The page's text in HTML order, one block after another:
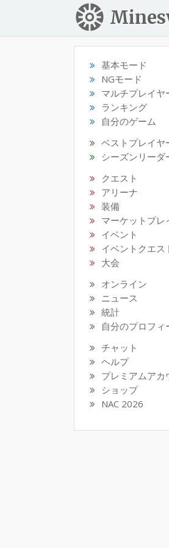
基本モード
NGモード
マルチプレイヤ
ランキング
自分のゲーム
ベストプレイヤ
シーズンリーダ
クエスト
アリーナ
装備
マーケットプレ
イベント
イベントクエス
大会
オンライン
ニュース
統計
自分のプロフィ
チャット
ヘルプ
プレミアムアカ
ショップ
NAC 2026